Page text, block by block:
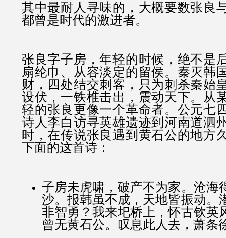
其中最耐人寻味的，大概要数张良
都曾是时代的激进者。
张良字子房，年轻的时候，绝不是
扇纶巾、从容淡定的留侯。秦灭韩
财，四处结交刺客，只为刺杀秦始
设伏，一铁椎击出，震动天下。从
轻的张良更像一个革命者。公元七
诗人李白访寻英雄遗迹到河南道泗
时，在传说张良遇到黄石公的地方
下面的这首诗：
子房未虎啸，破产不为家。沧海
沙。报韩虽不成，天地皆振动。
非智勇？我来圯桥上，怀古钦英
曾无黄石公。叹息此人去，萧条